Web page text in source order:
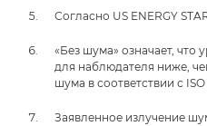
Согласно US ENERGY
«Без шума» означает, что
для наблюдателя ниже,
шума в соответствии с ISO
Заявленное излучение